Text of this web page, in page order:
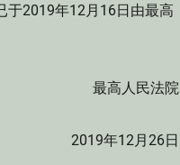
2019年12月16日由最高
最高人民法院
2019年12月26日